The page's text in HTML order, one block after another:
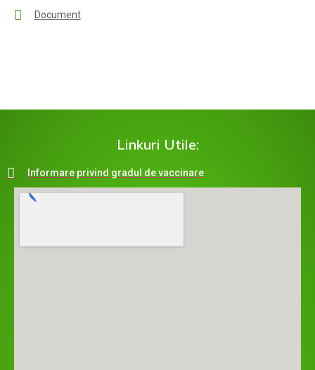
Document
Linkuri Utile:
Informare privind gradul de vaccinare